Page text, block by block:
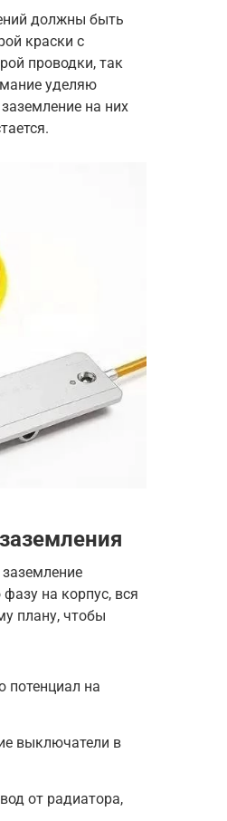
должны быть
краски с
проводки, так
уделяю
на них
на корпус, вся
плану, чтобы
на
выключатели в
от радиатора,